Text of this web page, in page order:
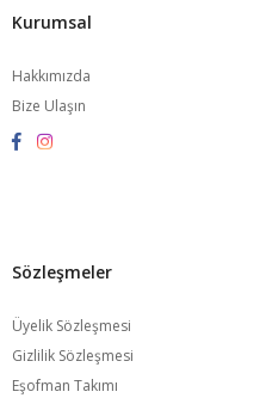
Kurumsal
Hakkımızda
Bize Ulaşın
Sözleşmeler
Üyelik Sözleşmesi
Gizlilik Sözleşmesi
Eşofman Takımı